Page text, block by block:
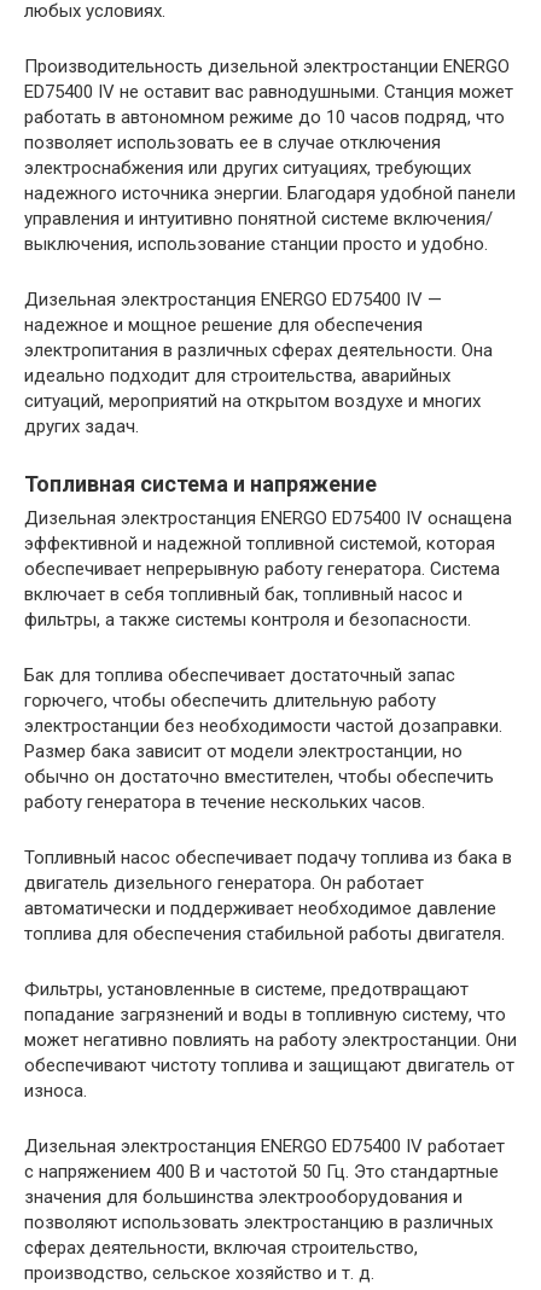
любых условиях.
Производительность дизельной электростанции ENERGO
ED75400 IV не оставит вас равнодушными. Станция может
работать в автономном режиме до 10 часов подряд, что
позволяет использовать ее в случае отключения
электроснабжения или других ситуациях, требующих
надежного источника энергии. Благодаря удобной панели
управления и интуитивно понятной системе включения/
выключения, использование станции просто и удобно.
Дизельная электростанция ENERGO ED75400 IV —
надежное и мощное решение для обеспечения
электропитания в различных сферах деятельности. Она
идеально подходит для строительства, аварийных
ситуаций, мероприятий на открытом воздухе и многих
других задач.
Топливная система и напряжение
Дизельная электростанция ENERGO ED75400 IV оснащена
эффективной и надежной топливной системой, которая
обеспечивает непрерывную работу генератора. Система
включает в себя топливный бак, топливный насос и
фильтры, а также системы контроля и безопасности.
Бак для топлива обеспечивает достаточный запас
горючего, чтобы обеспечить длительную работу
электростанции без необходимости частой дозаправки.
Размер бака зависит от модели электростанции, но
обычно он достаточно вместителен, чтобы обеспечить
работу генератора в течение нескольких часов.
Топливный насос обеспечивает подачу топлива из бака в
двигатель дизельного генератора. Он работает
автоматически и поддерживает необходимое давление
топлива для обеспечения стабильной работы двигателя.
Фильтры, установленные в системе, предотвращают
попадание загрязнений и воды в топливную систему, что
может негативно повлиять на работу электростанции. Они
обеспечивают чистоту топлива и защищают двигатель от
износа.
Дизельная электростанция ENERGO ED75400 IV работает
с напряжением 400 В и частотой 50 Гц. Это стандартные
значения для большинства электрооборудования и
позволяют использовать электростанцию в различных
сферах деятельности, включая строительство,
производство, сельское хозяйство и т. д.